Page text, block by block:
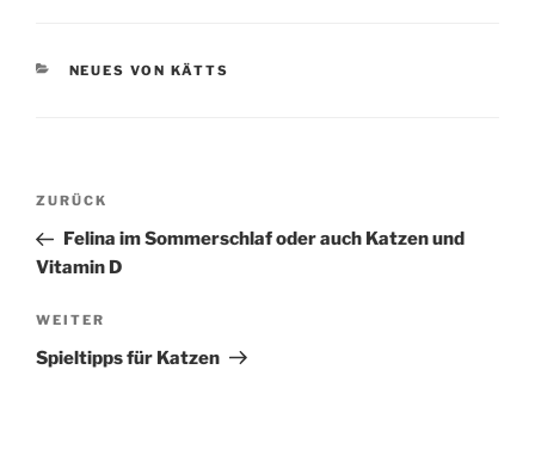
KATEGORIEN
NEUES VON KÄTTS
Beitragsnavigation
Vorheriger
Beitrag
ZURÜCK
Felina im Sommerschlaf oder auch Katzen und
Vitamin D
Nächster
Beitrag
WEITER
Spieltipps für Katzen